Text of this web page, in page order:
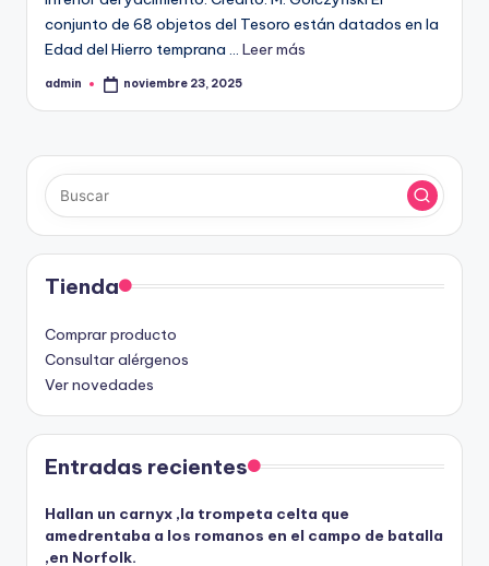
conjunto de 68 objetos del Tesoro están datados en la
Edad del Hierro temprana ... Leer más
Publicado
admin noviembre 23, 2025
Tienda
Comprar producto
Consultar alérgenos
Ver novedades
Entradas recientes
Hallan un carnyx ,la trompeta celta que
amedrentaba a los romanos en el campo de batalla
,en Norfolk.